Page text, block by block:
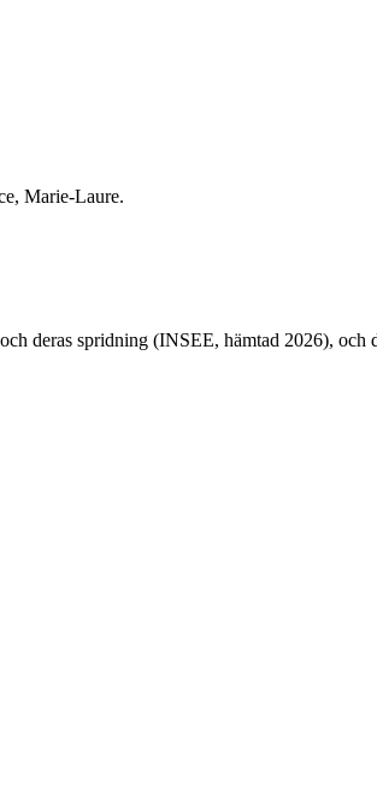
Marie-Laure.
deras spridning (INSEE, hämtad 2026), och